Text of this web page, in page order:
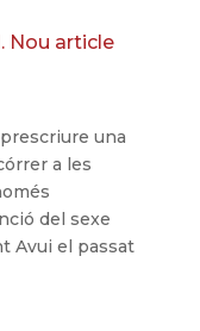
Nou article
una
a les
del sexe
Avui el passat